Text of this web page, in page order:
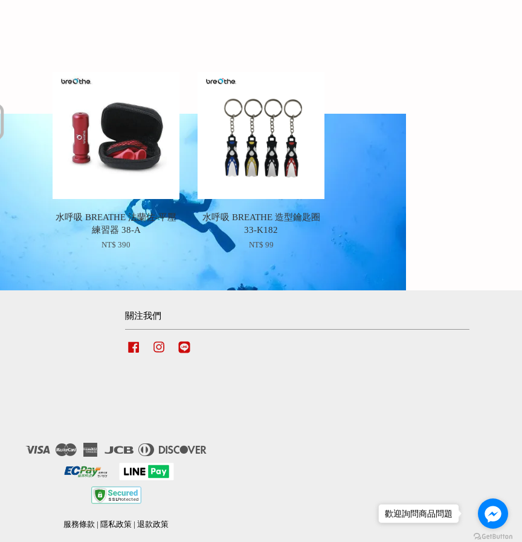
水呼吸 BREATHE 法蘭佐-平壓
練習器 38-A
NT$ 390
水呼吸 BREATHE 造型鑰匙圈
33-K182
NT$ 99
關注我們
Facebook Instagram
Visa Master
American
JCB
Diners
服務條款 | 隱私政策 | 退款政策
歡迎詢問商品問題